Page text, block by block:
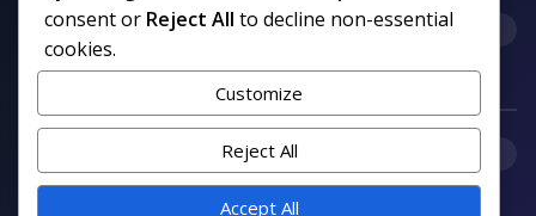
Links uteis
consent or Reject All to decline non-essential
cookies.
Customize
Reject All
Accept All